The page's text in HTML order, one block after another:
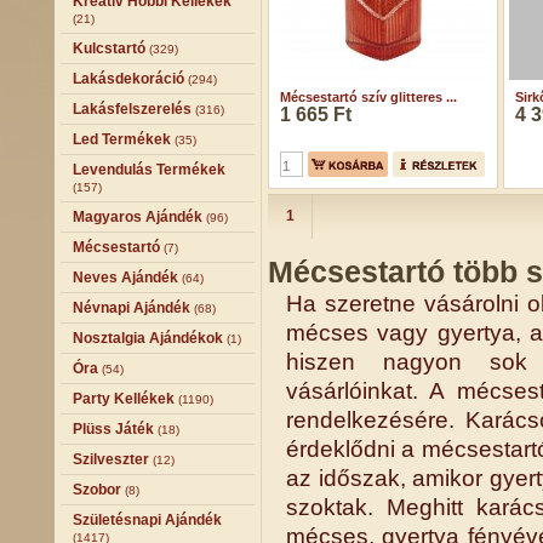
(21)
Kulcstartó (329)
Lakásdekoráció (294)
Lakásfelszerelés (316)
Led Termékek (35)
Levendulás Termékek
(157)
Magyaros Ajándék (96)
Mécsestartó (7)
Neves Ajándék (64)
Névnapi Ajándék (68)
Nosztalgia Ajándékok (1)
Óra (54)
Party Kellékek (1190)
Plüss Játék (18)
Szilveszter (12)
Szobor (8)
Születésnapi Ajándék
(1417)
Mécsestartó szív glitteres ...
1 665 Ft 4
1
Mécsestartó több
Ha szeretne vásárolni
mécses vagy gyertya,
hiszen nagyon sok
vásárlóinkat. A
rendelkezésére.
érdeklődni a
az időszak, amikor
szoktak. Meghitt
mécses, gyertya